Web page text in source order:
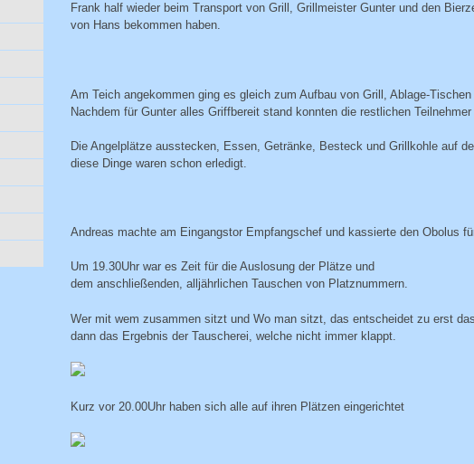
Frank half wieder beim Transport von Grill, Grillmeister Gunter und den
von Hans bekommen haben.
Am Teich angekommen ging es gleich zum Aufbau von Grill, Ablage-
Nachdem für Gunter alles Griffbereit stand konnten die restlichen
Die Angelplätze ausstecken, Essen, Getränke, Besteck und Grillkohle auf
diese Dinge waren schon erledigt.
Andreas machte am Eingangstor Empfangschef und kassierte den Obolus
Um 19.30Uhr war es Zeit für die Auslosung der Plätze und
dem anschließenden, alljährlichen Tauschen von Platznummern.
Wer mit wem zusammen sitzt und Wo man sitzt, das entscheidet zu erst
dann das Ergebnis der Tauscherei, welche nicht immer klappt.
Kurz vor 20.00Uhr haben sich alle auf ihren Plätzen eingerichtet